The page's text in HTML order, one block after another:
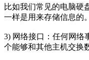
比如我们常见的电脑硬
一样是用来存储信息的。
3) 网络接口：任何网络
个能够和其他主机交换